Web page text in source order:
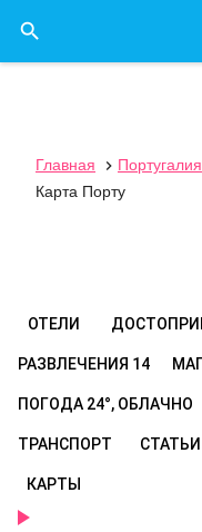

Главная  Португалия
Карта Порту
ОТЕЛИ
РАЗВЛЕЧЕНИЯ 14
ПОГОДА 24°, ОБЛАЧНО
ТРАНСПОРТ СТАТЬИ
КАРТЫ
